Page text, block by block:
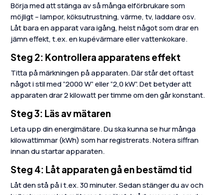
Börja med att stänga av så många elförbrukare som
möjligt – lampor, köksutrustning, värme, tv, laddare osv.
Låt bara en apparat vara igång, helst något som drar en
jämn effekt, t.ex. en kupévärmare eller vattenkokare.
Steg 2: Kontrollera apparatens effekt
Titta på märkningen på apparaten. Där står det oftast
något i stil med ”2000 W” eller ”2,0 kW”. Det betyder att
apparaten drar 2 kilowatt per timme om den går konstant.
Steg 3: Läs av mätaren
Leta upp din energimätare. Du ska kunna se hur många
kilowattimmar (kWh) som har registrerats. Notera siffran
innan du startar apparaten.
Steg 4: Låt apparaten gå en bestämd tid
Låt den stå på i t.ex. 30 minuter. Sedan stänger du av och